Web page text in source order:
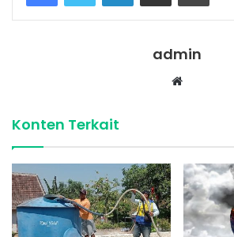
admin
Website
Konten Terkait